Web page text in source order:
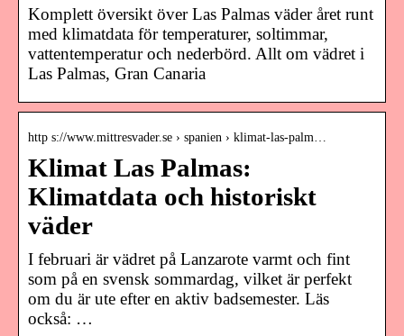
Komplett översikt över Las Palmas väder året runt
med klimatdata för temperaturer, soltimmar,
vattentemperatur och nederbörd. Allt om vädret i
Las Palmas, Gran Canaria
http s://www.mittresvader.se › spanien › klimat-las-palm…
Klimat Las Palmas:
Klimatdata och historiskt
väder
I februari är vädret på Lanzarote varmt och fint
som på en svensk sommardag, vilket är perfekt
om du är ute efter en aktiv badsemester. Läs
också: …